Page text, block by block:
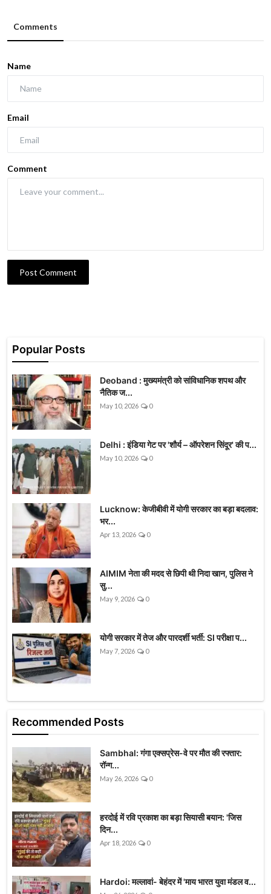
Comments
Name
Email
Comment
Post Comment
Popular Posts
Deoband : मुख्यमंत्री को सांविधानिक शपथ और
नैतिक ज...
May 10, 2026 0
Delhi : इंडिया गेट पर 'शौर्य – ऑपरेशन सिंदूर' की प...
May 10, 2026 0
Lucknow: केजीबीवी में योगी सरकार का बड़ा बदलाव:
भर...
Apr 13, 2026 0
AIMIM नेता की मदद से छिपी थी निदा खान, पुलिस ने
सु...
May 9, 2026 0
योगी सरकार में तेज और पारदर्शी भर्ती: SI परीक्षा प...
May 7, 2026 0
Recommended Posts
Sambhal: गंगा एक्सप्रेस-वे पर मौत की रफ्तार:
रॉन्ग...
May 26, 2026 0
हरदोई में रवि प्रकाश का बड़ा सियासी बयान: 'जिस
दिन...
Apr 18, 2026 0
Hardoi: मल्लावां- बेहंदर में 'माय भारत युवा मंडल व...